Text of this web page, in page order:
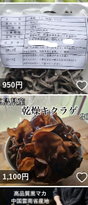
950円
1,100円